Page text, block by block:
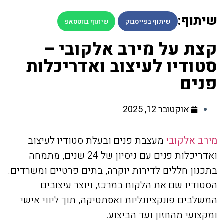
שיתוף: שיתוף בפייסבוק שיתוף בווטסאפ
קצת על מירב אלקובי –
סטודיו לעיצוב ואדריכלות
פנים
אוקטובר 12, 2025
מירב אלקובי מעצבת פנים ובעלת סטודיו לעיצוב
ואדריכלות פנים עם ניסיון של 24 שנים, מתמחה
בתכנון חללים לדירות יוקרה, בתים פרטיים ומשרדים.
הסטודיו שם את הלקוח במרכז, ויוצר עיצובים
המשלבים פונקציונליות ואסתטיקה, תוך ליווי אישי
ומקצועי מהחזון ועד הביצוע.